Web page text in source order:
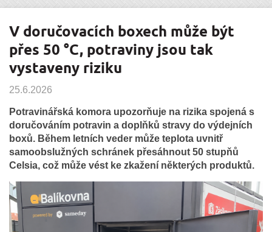
V doručovacích boxech může být
přes 50 °C, potraviny jsou tak
vystaveny riziku
25.6.2026
Potravinářská komora upozorňuje na rizika spojená s
doručováním potravin a doplňků stravy do výdejních
boxů. Během letních veder může teplota uvnitř
samoobslužných schránek přesáhnout 50 stupňů
Celsia, což může vést ke zkažení některých produktů.